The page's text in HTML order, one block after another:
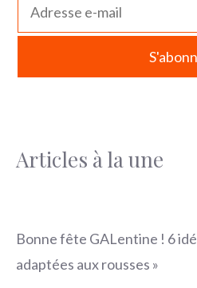
Articles à la une
Bonne fête GALentine ! 6
adaptées aux rousses »